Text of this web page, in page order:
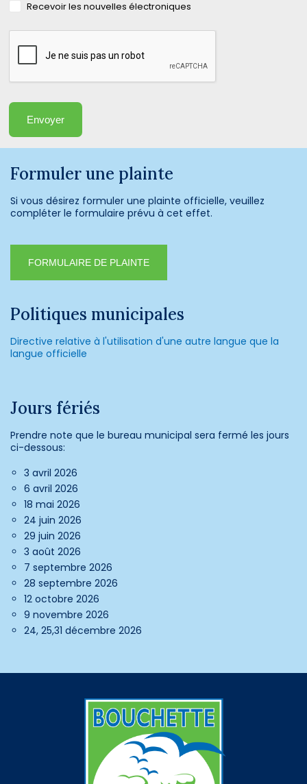
Recevoir les nouvelles électroniques
Envoyer
Formuler une plainte
Si vous désirez formuler une plainte officielle, veuillez
compléter le formulaire prévu à cet effet.
FORMULAIRE DE PLAINTE
Politiques municipales
Directive relative à l'utilisation d'une autre langue que la
langue officielle
Jours fériés
Prendre note que le bureau municipal sera fermé les jours
ci-dessous:
3 avril 2026
6 avril 2026
18 mai 2026
24 juin 2026
29 juin 2026
3 août 2026
7 septembre 2026
28 septembre 2026
12 octobre 2026
9 novembre 2026
24, 25,31 décembre 2026